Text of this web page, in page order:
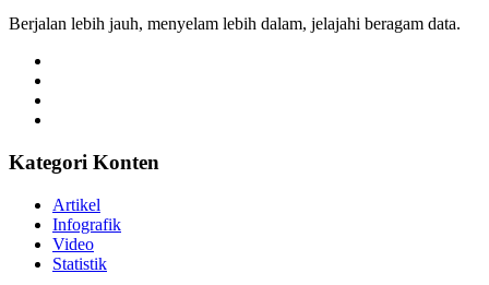
Berjalan lebih jauh, menyelam lebih dalam, jelajahi beragam data.
Kategori Konten
Artikel
Infografik
Video
Statistik